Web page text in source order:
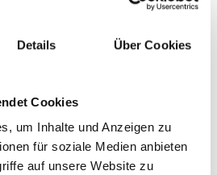
Details Über Cookies
Cookies
um Inhalte und Anzeigen zu
für soziale Medien anbieten
auf unsere Website zu